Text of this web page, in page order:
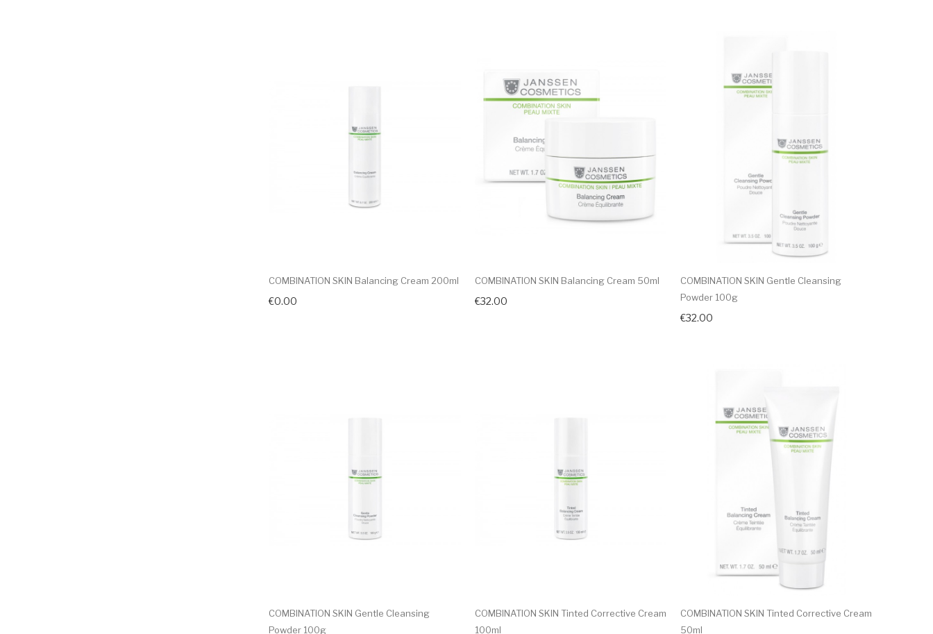
COMBINATION SKIN Balancing Cream 200ml
€0.00
COMBINATION SKIN Balancing Cream 50ml
€32.00
COMBINATION SKIN Gentle Cleansing
Powder 100g
€32.00
COMBINATION SKIN Gentle Cleansing
Powder 100g
COMBINATION SKIN Tinted Corrective Cream
100ml
COMBINATION SKIN Tinted Corrective Cream
50ml